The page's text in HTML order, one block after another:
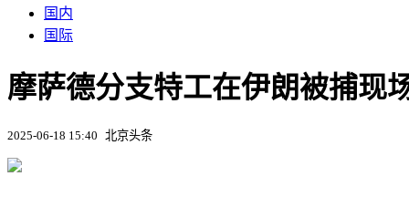
国内
国际
摩萨德分支特工在伊朗被捕现
2025-06-18 15:40 北京头条